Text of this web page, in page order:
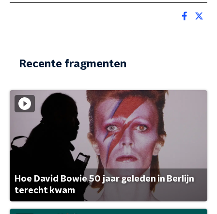
Recente fragmenten
Hoe David Bowie 50 jaar geleden in Berlijn
terecht kwam